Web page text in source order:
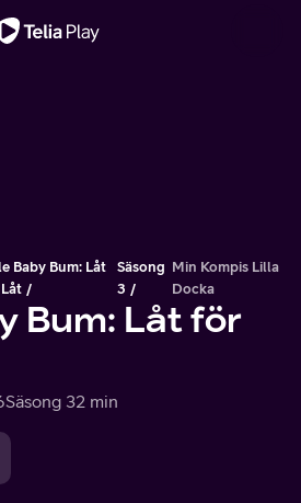
Baby Bum: Låt
Säsong
3
Min Kompis Lilla
Docka
Bum: Låt för
Säsong 32 min